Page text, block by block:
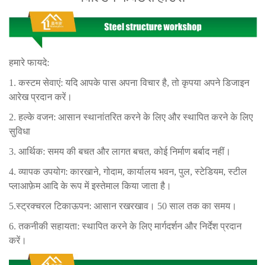
हमारे फायदे:
1. कस्टम सेवाएं: यदि आपके पास अपना विचार है, तो कृपया अपने डिजाइन
आरेख प्रदान करें।
2. हल्के वजन: आसान स्थानांतरित करने के लिए और स्थापित करने के लिए
सुविधा
3. आर्थिक: समय की बचत और लागत बचत, कोई निर्माण बर्बाद नहीं।
4. व्यापक उपयोग: कारखाने, गोदाम, कार्यालय भवन, पुल, स्टेडियम, स्टील
प्लाआफ़ेम आदि के रूप में इस्तेमाल किया जाता है।
5.स्ट्रक्चरल टिकाऊपन: आसान रखरखाव। 50 साल तक का समय।
6. तकनीकी सहायता: स्थापित करने के लिए मार्गदर्शन और निर्देश प्रदान
करें।